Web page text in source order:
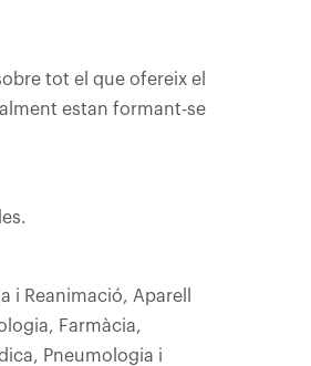
tot el que ofereix el
estan formant-se
i Reanimació, Aparell
Farmàcia,
Pneumologia i